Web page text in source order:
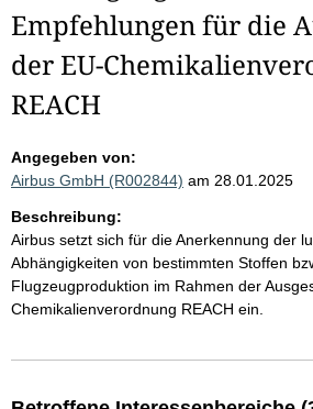
Empfehlungen für die
der EU-
REACH
Angegeben von:
Airbus GmbH (R002844) am 28.01.2025
Beschreibung:
Airbus setzt sich für die Anerkennung der
Abhängigkeiten von bestimmten Stoffen
Flugzeugproduktion im Rahmen der
Chemikalienverordnung REACH ein.